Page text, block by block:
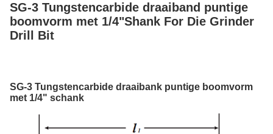
SG-3 Tungstencarbide draaiband puntige
boomvorm met 1/4"Shank For Die Grinder
Drill Bit
SG-3 Tungstencarbide draaibank puntige boomvorm
met 1/4" schank